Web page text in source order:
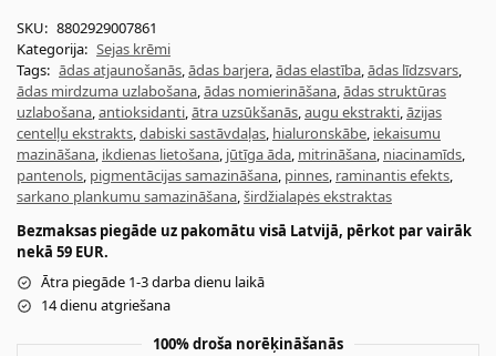
SKU: 8802929007861
Kategorija: Sejas krēmi
Tags: ādas atjaunošanās,ādas barjera,ādas elastība,ādas līdzsvars,
ādas mirdzuma uzlabošana,ādas nomierināšana,ādas struktūras
uzlabošana,antioksidanti,ātra uzsūkšanās,augu ekstrakti,āzijas
centelļu ekstrakts,dabiski sastāvdaļas, hialuronskābe, iekaisumu
mazināšana, ikdienas lietošana, jūtīga āda, mitrināšana, niacinamīds,
pantenols, pigmentācijas samazināšana, pinnes, raminantis efekts,
sarkano plankumu samazināšana,širdžialapės ekstraktas
Bezmaksas piegāde uz pakomātu visā Latvijā, pērkot par vairāk
nekā 59 EUR.
Ātra piegāde 1-3 darba dienu laikā
14 dienu atgriešana
100% droša norēķināšanās